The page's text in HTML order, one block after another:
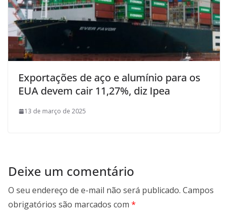
Exportações de aço e alumínio para os
EUA devem cair 11,27%, diz Ipea
13 de março de 2025
Deixe um comentário
O seu endereço de e-mail não será publicado. Campos
obrigatórios são marcados com *